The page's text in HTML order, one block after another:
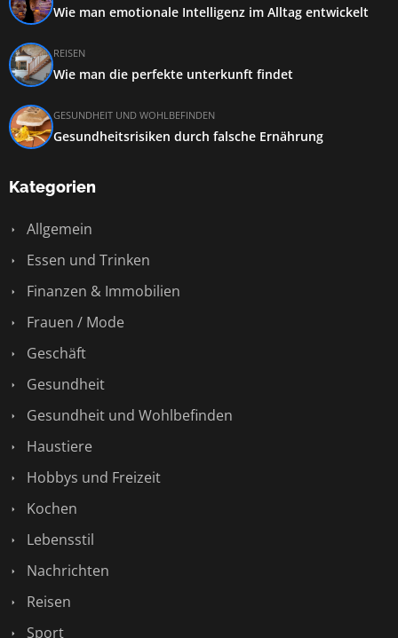
Wie man emotionale Intelligenz im Alltag entwickelt
REISEN
Wie man die perfekte unterkunft findet
GESUNDHEIT UND WOHLBEFINDEN
Gesundheitsrisiken durch falsche Ernährung
Kategorien
Allgemein
Essen und Trinken
Finanzen & Immobilien
Frauen / Mode
Geschäft
Gesundheit
Gesundheit und Wohlbefinden
Haustiere
Hobbys und Freizeit
Kochen
Lebensstil
Nachrichten
Reisen
Sport